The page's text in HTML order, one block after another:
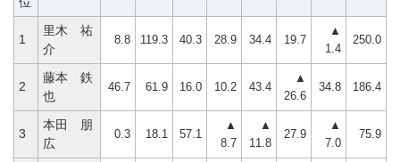
1
里木 祐
介
8.8 119.3 40.3 28.9 34.4 19.7
▲
1.4
250.0
2
藤本 鉄
也
46.7 61.9 16.0 10.2 43.4
▲
26.6
34.8 186.4
3
本田 朋
広
0.3 18.1 57.1
▲
8.7
▲
11.8
27.9
▲
7.0
75.9